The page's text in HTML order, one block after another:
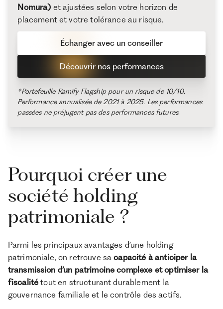
Nomura) et ajustées selon votre horizon de
placement et votre tolérance au risque.
Découvrir nos performances
Échanger avec un conseiller
*Portefeuille Ramify Flagship pour un risque de 10/10.
Performance annualisée de 2021 à 2025. Les performances
passées ne préjugent pas des performances futures.
Pourquoi créer une
société holding
patrimoniale ?
Parmi les principaux avantages d’une holding
patrimoniale, on retrouve sacapacité à anticiper la
transmission d’un patrimoine complexe et optimiser la
fiscalité tout en structurant durablement la
gouvernance familiale et le contrôle des actifs.